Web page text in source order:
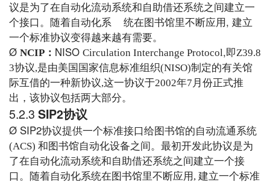
议是为了在自动化流动系统和自助借还系统之间建立一
个接口。 随着自动化系 统在图书馆里不断应用 , 建立
一个标准协议变得越来越有需要。
Ø NCIP ： NISO Circulation Interchange Protocol,即Z39.8
3协议,是由美国国家信息标准组织(NISO)制定的有关馆
际互借的一种新协议,这一协议于2002年7 月份正式推
出 ， 该协议包括两大部分。
5.2.3 SIP2协议
Ø SIP2协议提供一个标准接口给图书馆的自动流通系统
(ACS) 和图书馆自动化设备之间。最初开发此协议是为
了在自动化流动系统和自助借还系统之间建立一个接
口。随着自动化系统在图书馆里不断应用 , 建立一个标准